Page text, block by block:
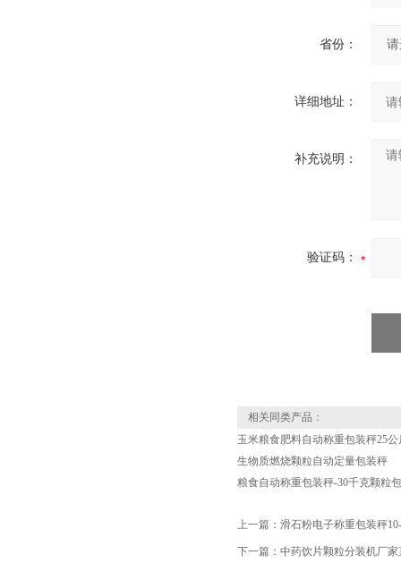
省份：
详细地址：
补充说明：
验证码：
相关同类产品：
玉米粮食肥料自动称重包装秤25公
生物质燃烧颗粒自动定量包装秤
粮食自动称重包装秤-30千克颗粒
上一篇： 滑石粉电子称重包装秤
下一篇： 中药饮片颗粒分装机厂家